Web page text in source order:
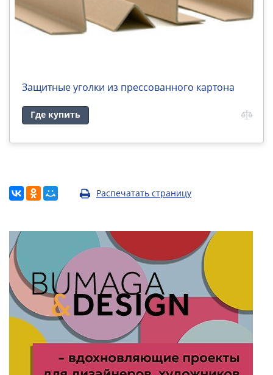
Защитные уголки из прессованного картона
Где купить
Распечатать страницу